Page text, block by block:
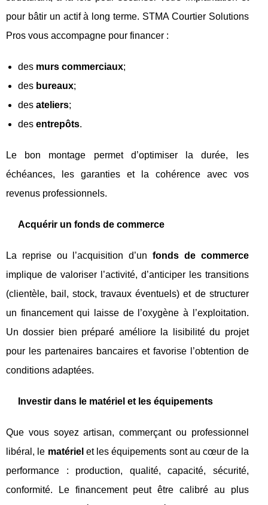
pour bâtir un actif à long terme. STMA Courtier Solutions
Pros vous accompagne pour financer :
des murs commerciaux;
des bureaux;
des ateliers;
des entrepôts.
Le bon montage permet d’optimiser la durée, les
échéances, les garanties et la cohérence avec vos
revenus professionnels.
Acquérir un fonds de commerce
La reprise ou l’acquisition d’un fonds de commerce
implique de valoriser l’activité, d’anticiper les transitions
(clientèle, bail, stock, travaux éventuels) et de structurer
un financement qui laisse de l’oxygène à l’exploitation.
Un dossier bien préparé améliore la lisibilité du projet
pour les partenaires bancaires et favorise l’obtention de
conditions adaptées.
Investir dans le matériel et les équipements
Que vous soyez artisan, commerçant ou professionnel
libéral, le matériel et les équipements sont au cœur de la
performance : production, qualité, capacité, sécurité,
conformité. Le financement peut être calibré au plus